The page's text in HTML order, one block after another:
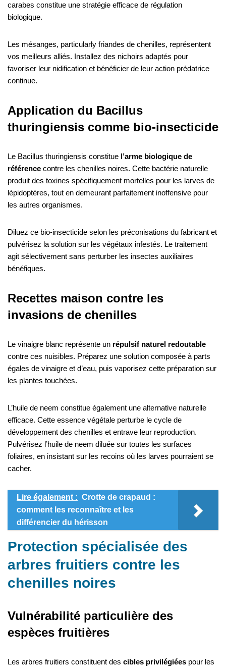
carabes constitue une stratégie efficace de régulation
biologique.
Les mésanges, particularly friandes de chenilles, représentent
vos meilleurs alliés. Installez des nichoirs adaptés pour
favoriser leur nidification et bénéficier de leur action prédatrice
continue.
Application du Bacillus
thuringiensis comme bio-insecticide
Le Bacillus thuringiensis constitue l’arme biologique de
référence contre les chenilles noires. Cette bactérie naturelle
produit des toxines spécifiquement mortelles pour les larves de
lépidoptères, tout en demeurant parfaitement inoffensive pour
les autres organismes.
Diluez ce bio-insecticide selon les préconisations du fabricant et
pulvérisez la solution sur les végétaux infestés. Le traitement
agit sélectivement sans perturber les insectes auxiliaires
bénéfiques.
Recettes maison contre les
invasions de chenilles
Le vinaigre blanc représente un répulsif naturel redoutable
contre ces nuisibles. Préparez une solution composée à parts
égales de vinaigre et d’eau, puis vaporisez cette préparation sur
les plantes touchées.
L’huile de neem constitue également une alternative naturelle
efficace. Cette essence végétale perturbe le cycle de
développement des chenilles et entrave leur reproduction.
Pulvérisez l’huile de neem diluée sur toutes les surfaces
foliaires, en insistant sur les recoins où les larves pourraient se
cacher.
Lire également : Crotte de crapaud :
comment les reconnaître et les
différencier du hérisson
Protection spécialisée des
arbres fruitiers contre les
chenilles noires
Vulnérabilité particulière des
espèces fruitières
Les arbres fruitiers constituent des cibles privilégiées pour les